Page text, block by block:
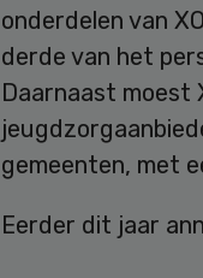
onderdelen van
derde van het
Daarnaast moest
gemeenten, met
Eerder dit jaar